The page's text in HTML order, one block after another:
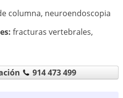
columna, neuroendoscopia
fracturas vertebrales,
914 473 499